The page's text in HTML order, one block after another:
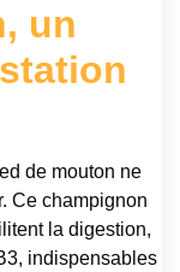
un
de mouton ne
Ce champignon
la digestion,
indispensables